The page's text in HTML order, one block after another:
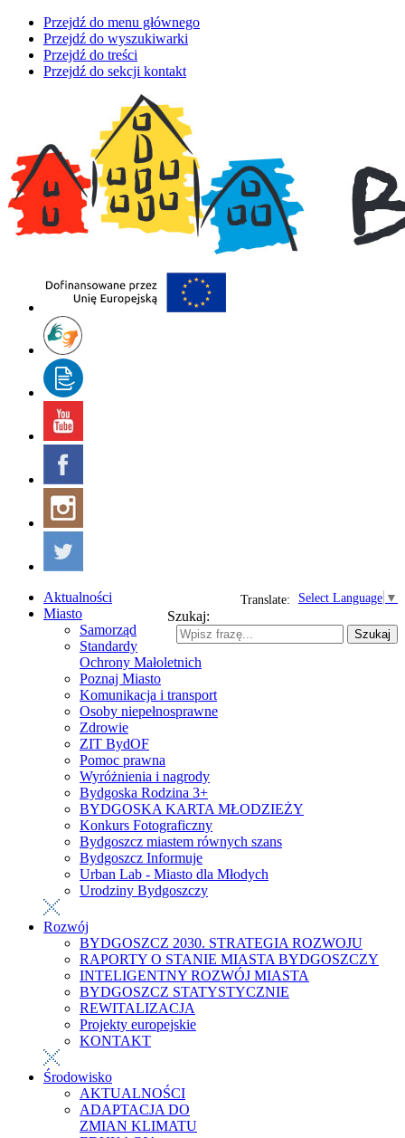
Przejdź do menu głównego
Przejdź do wyszukiwarki
Przejdź do treści
Przejdź do sekcji kontakt
Select Language ▼
Translate:
Szukaj:
Szukaj
Aktualności
Miasto
Samorząd
Standardy
Ochrony Małoletnich
Poznaj Miasto
Komunikacja i transport
Osoby niepełnosprawne
Zdrowie
ZIT BydOF
Pomoc prawna
Wyróżnienia i nagrody
Bydgoska Rodzina 3+
BYDGOSKA KARTA MŁODZIEŻY
Konkurs Fotograficzny
Bydgoszcz miastem równych szans
Bydgoszcz Informuje
Urban Lab - Miasto dla Młodych
Urodziny Bydgoszczy
Rozwój
BYDGOSZCZ 2030. STRATEGIA ROZWOJU
RAPORTY O STANIE MIASTA BYDGOSZCZY
INTELIGENTNY ROZWÓJ MIASTA
BYDGOSZCZ STATYSTYCZNIE
REWITALIZACJA
Projekty europejskie
KONTAKT
Środowisko
AKTUALNOŚCI
ADAPTACJA DO
ZMIAN KLIMATU